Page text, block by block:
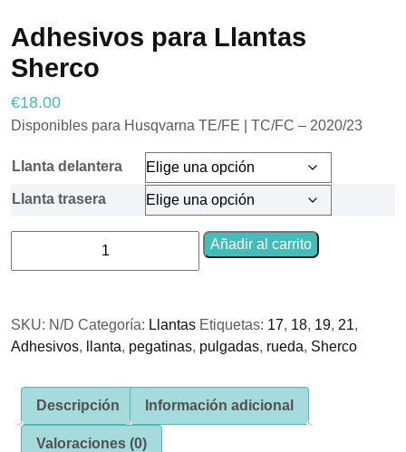
Adhesivos para Llantas
Sherco
€18.00
Disponibles para Husqvarna TE/FE | TC/FC – 2020/23
Llanta delantera
Llanta trasera
cantidad
Añadir al carrito
SKU: N/D Categoría: Llantas Etiquetas: 17, 18, 19, 21,
Adhesivos, llanta, pegatinas, pulgadas, rueda, Sherco
Descripción Información adicional
Valoraciones (0)
Necesarias
Estas
opcionales.
necesarias
funcione la
Para que
podamos
de la web, en
base a cómo
se usa la